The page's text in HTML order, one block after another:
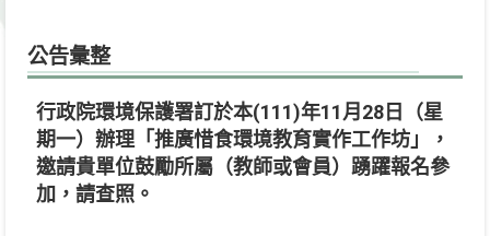
公告彙整
行政院環境保護署訂於本(111)年11月28日（星
期一）辦理「推廣惜食環境教育實作工作坊」，
邀請貴單位鼓勵所屬（教師或會員）踴躍報名參
加，請查照。